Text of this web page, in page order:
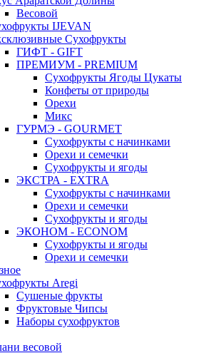
Весовой
IJEVAN
Сухофрукты
ГИФТ - GIFT
ПРЕМИУМ - PREMIUM
Сухофрукты Ягоды Цукаты
Конфеты от природы
Орехи
Микс
ГУРМЭ - GOURMET
Сухофрукты с начинками
Орехи и семечки
Сухофрукты и ягоды
ЭКСТРА - EXTRA
Сухофрукты с начинками
Орехи и семечки
Сухофрукты и ягоды
ЭКОНОМ - ECONOM
Сухофрукты и ягоды
Орехи и семечки
Aregi
Сушеные фрукты
Фруктовые Чипсы
Наборы сухофруктов
весовой